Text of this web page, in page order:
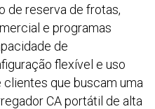
de reserva de frotas,
e programas
de
flexível e uso
que buscam uma
CA portátil de alta